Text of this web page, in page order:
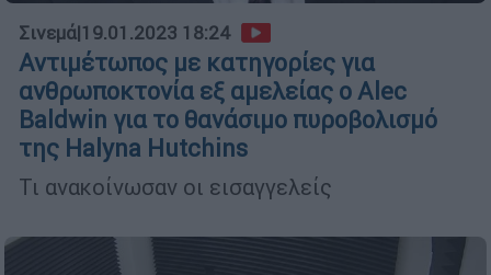
Σινεμά|19.01.2023 18:24
Αντιμέτωπος με κατηγορίες για
ανθρωποκτονία εξ αμελείας ο Alec
Baldwin για το θανάσιμο πυροβολισμό
της Halyna Hutchins
Τι ανακοίνωσαν οι εισαγγελείς